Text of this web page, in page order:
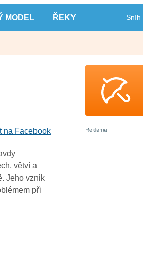
MODEL ŘEKY Sníh
na Facebook
větví a
Jeho vznik
při